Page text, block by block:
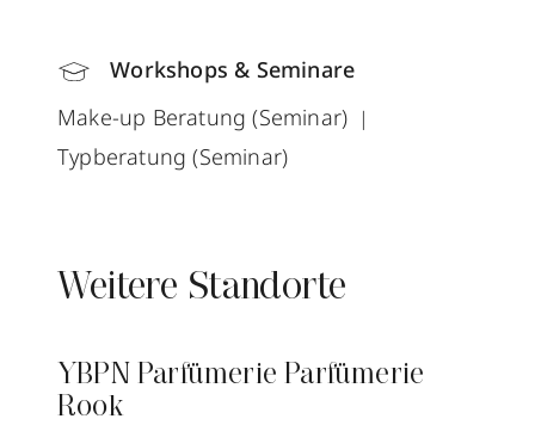
Workshops & Seminare
Make-up Beratung (Seminar)
Typberatung (Seminar)
Weitere Standorte
YBPN Parfümerie Parfümerie
Rook